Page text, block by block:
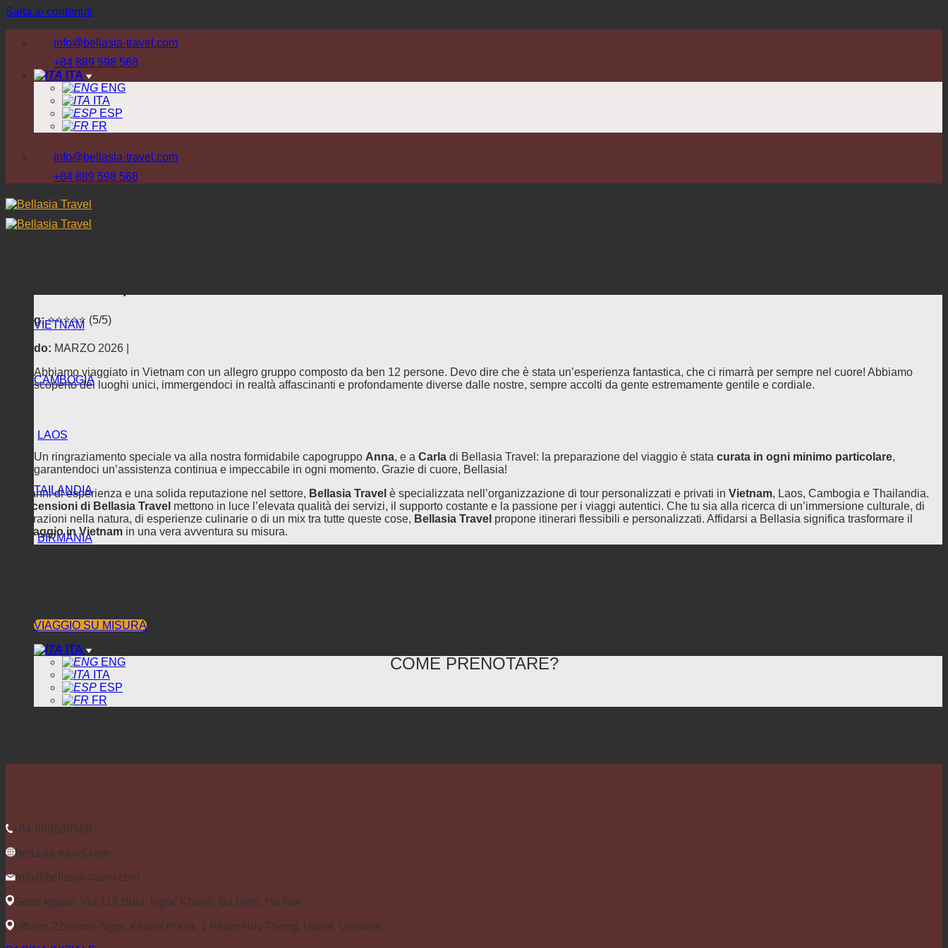
Salta ai contenuti
info@bellasia-travel.com
+84 889 598 568
ITA
ENG
ITA
ESP
FR
info@bellasia-travel.com
+84 889 598 568
VIETNAM
CAMBOGIA
LAOS
TAILANDIA
BIRMANIA
VIAGGIO SU MISURA
ITA
ENG
ITA
ESP
FR
Rating:⭐️⭐️⭐️⭐️⭐️ (5/5)
Periodo: MARZO 2026 |
Abbiamo viaggiato in Vietnam con un allegro gruppo composto da ben 12 persone. Devo dire che è stata un’esperienza fantastica, che ci rimarrà per sempre nel cuore! Abbiamo
scoperto dei luoghi unici, immergendoci in realtà affascinanti e profondamente diverse dalle nostre, sempre accolti da gente estremamente gentile e cordiale.
Un ringraziamento speciale va alla nostra formidabile capogruppo Anna, e a Carla di Bellasia Travel: la preparazione del viaggio è stata curata in ogni minimo particolare,
garantendoci un’assistenza continua e impeccabile in ogni momento. Grazie di cuore, Bellasia!
Con anni di esperienza e una solida reputazione nel settore, Bellasia Travel è specializzata nell’organizzazione di tour personalizzati e privati in Vietnam, Laos, Cambogia e Thailandia.
recensioni di Bellasia Travel mettono in luce l’elevata qualità dei servizi, il supporto costante e la passione per i viaggi autentici. Che tu sia alla ricerca di un’immersione culturale, di
esplorazioni nella natura, di esperienze culinarie o di un mix tra tutte queste cose, Bellasia Travel propone itinerari flessibili e personalizzati. Affidarsi a Bellasia significa trasformare il
viaggio in Vietnam in una vera avventura su misura.
COME PRENOTARE?
+84 889598568
bellasia-travel.com
info@bellasia-travel.com
Sede legale: Via 118 Buoi, Ngoc Khanh, Ba Dinh, Ha Noi
Ufficio: 22esimo, Ngoc Khanh Plaza, 1 Pham Huy Thong, Hanoi, Vietnam